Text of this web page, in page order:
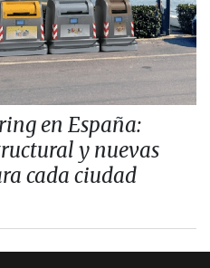
en España:
y nuevas
cada ciudad